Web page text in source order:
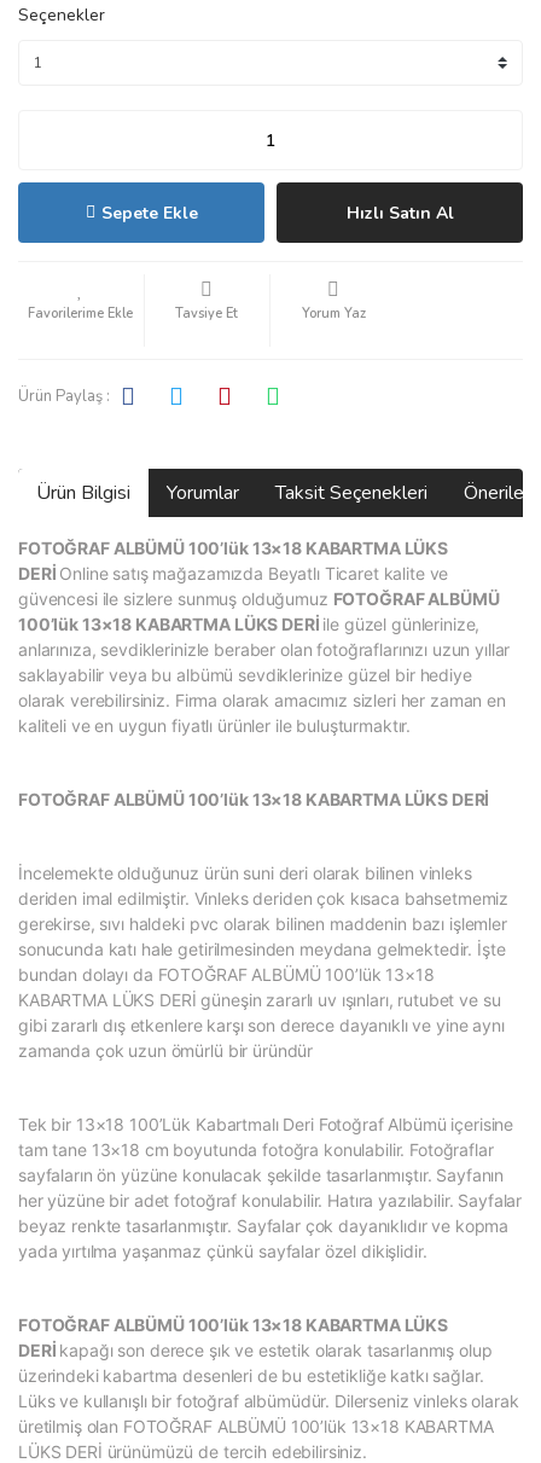
Seçenekler
Sepete Ekle Hızlı Satın Al
Tavsiye Et Yorum Yaz
Ürün Paylaş :
Ürün Bilgisi Yorumlar Taksit Seçenekleri
FOTOĞRAF ALBÜMÜ 100’lük 13×18 KABARTMA LÜKS
DERİ Online satış mağazamızda Beyatlı Ticaret kalite ve
güvencesi ile sizlere sunmuş olduğumuz FOTOĞRAF ALBÜMÜ
100’lük 13×18 KABARTMA LÜKS DERİ ile güzel günlerinize,
anlarınıza, sevdiklerinizle beraber olan fotoğraflarınızı uzun yıllar
saklayabilir veya bu albümü sevdiklerinize güzel bir hediye
olarak verebilirsiniz. Firma olarak amacımız sizleri her zaman en
kaliteli ve en uygun fiyatlı ürünler ile buluşturmaktır.
FOTOĞRAF ALBÜMÜ 100’lük 13×18 KABARTMA LÜKS DERİ
İncelemekte olduğunuz ürün suni deri olarak bilinen vinleks
deriden imal edilmiştir. Vinleks deriden çok kısaca bahsetmemiz
gerekirse, sıvı haldeki pvc olarak bilinen maddenin bazı işlemler
sonucunda katı hale getirilmesinden meydana gelmektedir. İşte
bundan dolayı da FOTOĞRAF ALBÜMÜ 100’lük 13×18
KABARTMA LÜKS DERİ güneşin zararlı uv ışınları, rutubet ve su
gibi zararlı dış etkenlere karşı son derece dayanıklı ve yine aynı
zamanda çok uzun ömürlü bir üründür
Tek bir 13×18 100’Lük Kabartmalı Deri Fotoğraf Albümü içerisine
tam tane 13×18 cm boyutunda fotoğra konulabilir. Fotoğraflar
sayfaların ön yüzüne konulacak şekilde tasarlanmıştır. Sayfanın
her yüzüne bir adet fotoğraf konulabilir. Hatıra yazılabilir. Sayfalar
beyaz renkte tasarlanmıştır. Sayfalar çok dayanıklıdır ve kopma
yada yırtılma yaşanmaz çünkü sayfalar özel dikişlidir.
FOTOĞRAF ALBÜMÜ 100’lük 13×18 KABARTMA LÜKS
DERİ kapağı son derece şık ve estetik olarak tasarlanmış olup
üzerindeki kabartma desenleri de bu estetikliğe katkı sağlar.
Lüks ve kullanışlı bir fotoğraf albümüdür. Dilerseniz vinleks olarak
üretilmiş olan FOTOĞRAF ALBÜMÜ 100’lük 13×18 KABARTMA
LÜKS DERİ ürünümüzü de tercih edebilirsiniz.